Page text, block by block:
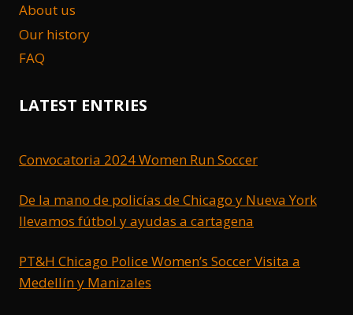
About us
Our history
FAQ
LATEST ENTRIES
Convocatoria 2024 Women Run Soccer
De la mano de policías de Chicago y Nueva York
llevamos fútbol y ayudas a cartagena
PT&H Chicago Police Women’s Soccer Visita a
Medellín y Manizales